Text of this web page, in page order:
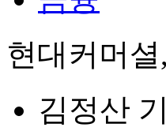
현대커머
김정산